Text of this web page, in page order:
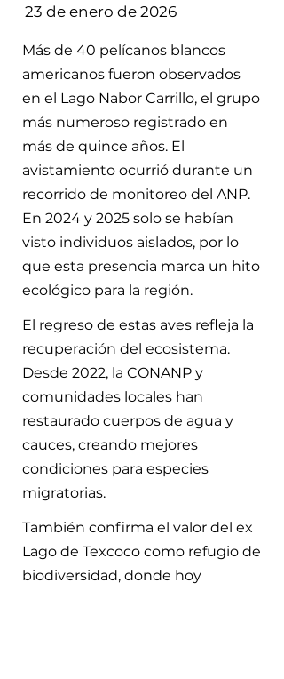
23 de enero de 2026
Más de 40 pelícanos blancos
americanos fueron observados
en el Lago Nabor Carrillo, el grupo
más numeroso registrado en
más de quince años. El
avistamiento ocurrió durante un
recorrido de monitoreo del ANP.
En 2024 y 2025 solo se habían
visto individuos aislados, por lo
que esta presencia marca un hito
ecológico para la región.
El regreso de estas aves refleja la
recuperación del ecosistema.
Desde 2022, la CONANP y
comunidades locales han
restaurado cuerpos de agua y
cauces, creando mejores
condiciones para especies
migratorias.
También confirma el valor del ex
Lago de Texcoco como refugio de
biodiversidad, donde hoy